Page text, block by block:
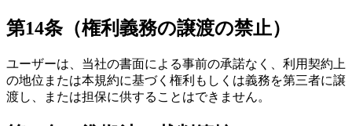
第14条（権利義務の譲渡の禁止）
ユーザーは、当社の書面による事前の承諾なく、利用契約上
の地位または本規約に基づく権利もしくは義務を第三者に譲
渡し、または担保に供することはできません。